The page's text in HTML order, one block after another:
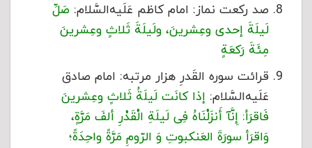
صد رکعت نماز: امام کاظم عَلَیه‌السَّلام: صَلِّ
لَیلَةَ إحدى‏ وعِشرینَ، ولَیلَةَ ثَلاثٍ وعِشرینَ
مِئَةَ رَکعَةٍ
قرائت سوره القَدرِ هزار مرتبه: امام صادق
عَلَیه‌السَّلام: إذا کانَت لَیلَةُ ثَلاثٍ وعِشرینَ
فَاقرَأ: إِنَّآ أَنزَلْنَاهُ فِى لَیلَةِ الْقَدْرِ ألفَ مَرَّةٍ،
وَاقرَأ سورَةَ العَنکبوتِ وَ الرّومِ مَرَّةً واحِدَةً؛